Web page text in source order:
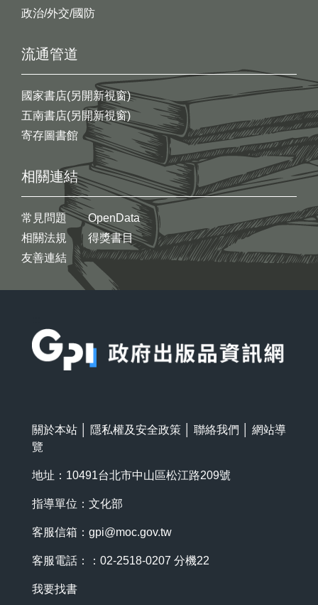
政治/外交/國防
流通管道
國家書店(另開新視窗)
五南書店(另開新視窗)
寄存圖書館
相關連結
常見問題
相關法規
友善連結
OpenData
得獎書目
關於本站 隱私權及安全政策 聯絡我們
網站導
覽
地址：10491台北市中山區松江路209號
指導單位：文化部
客服信箱： gpi@moc.gov.tw
客服電話：：02-2518-0207 分機22
我要找書